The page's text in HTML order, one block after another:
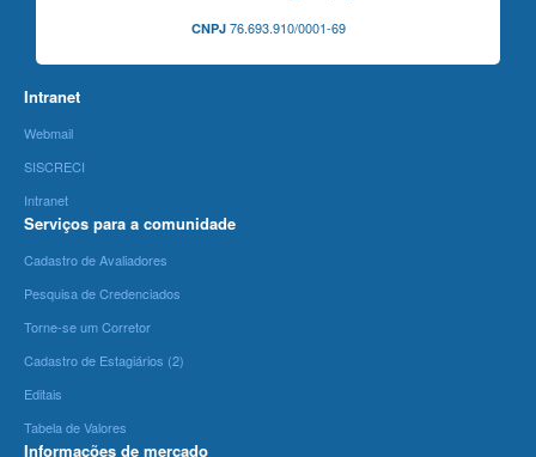
CNPJ76.693.910/0001-69
Intranet
Webmail
SISCRECI
Intranet
Serviços para a comunidade
Cadastro de Avaliadores
Pesquisa de Credenciados
Torne-se um Corretor
Cadastro de Estagiários (2)
Editais
Tabela de Valores
Informações de mercado